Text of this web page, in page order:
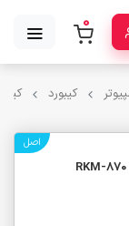
0
کیبورد
اصل